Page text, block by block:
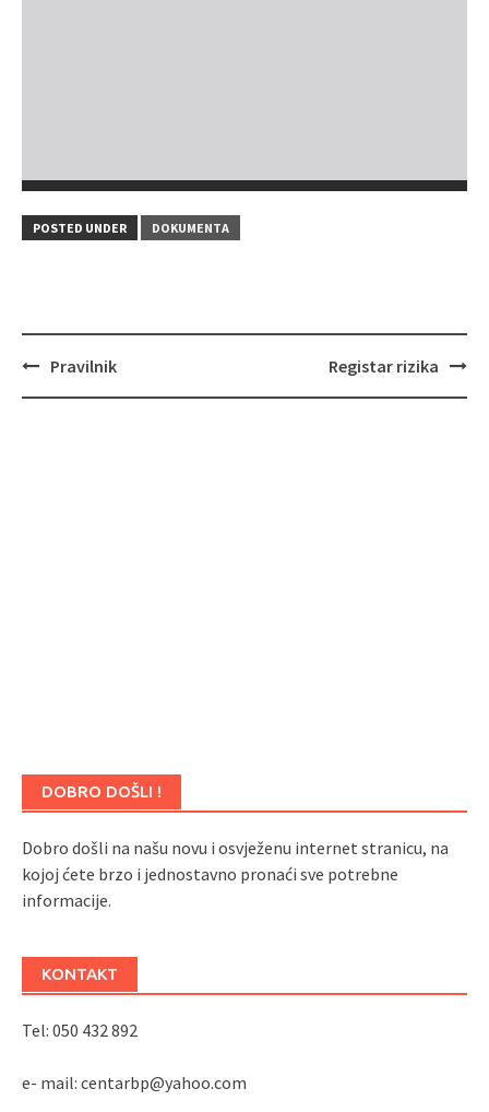
POSTED UNDER DOKUMENTA
PostPravilnik Registar rizika
DOBRO DOŠLI !
Dobro došli na našu novu i osvježenu internet stranicu, na
kojoj ćete brzo i jednostavno pronaći sve potrebne
informacije.
KONTAKT
Tel: 050 432 892
e- mail: centarbp@yahoo.com